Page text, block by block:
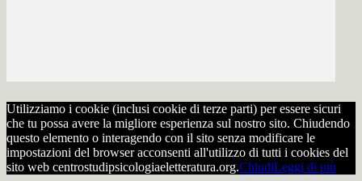
Utilizziamo i cookie (inclusi cookie di terze parti) per essere sicuri
che tu possa avere la migliore esperienza sul nostro sito. Chiudendo
questo elemento o interagendo con il sito senza modificare le
impostazioni del browser acconsenti all'utilizzo di tutti i cookies del
sito web centrostudipsicologiaeletteratura.org.ChiudiLeggi di più